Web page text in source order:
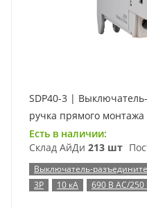
SDP40-3 |
ручка прямого монтажа
Есть в наличии:
Склад АйДи 213 шт
Выключатель-
3P
10 кА 690 В AC/250